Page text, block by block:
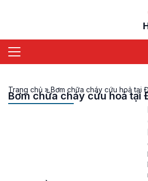
Trang chủ » Bơm chữa cháy cứu hoả tại
Bơm chữa cháy cứu hoả tại